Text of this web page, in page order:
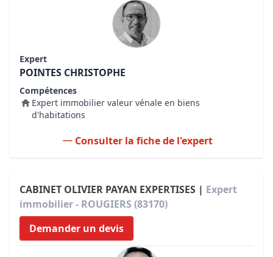
Expert
POINTES CHRISTOPHE
Compétences
Expert immobilier valeur vénale en biens
d'habitations
Consulter la fiche de l'expert
CABINET OLIVIER PAYAN EXPERTISES | Expert
immobilier - ROUGIERS (83170)
Demander un devis